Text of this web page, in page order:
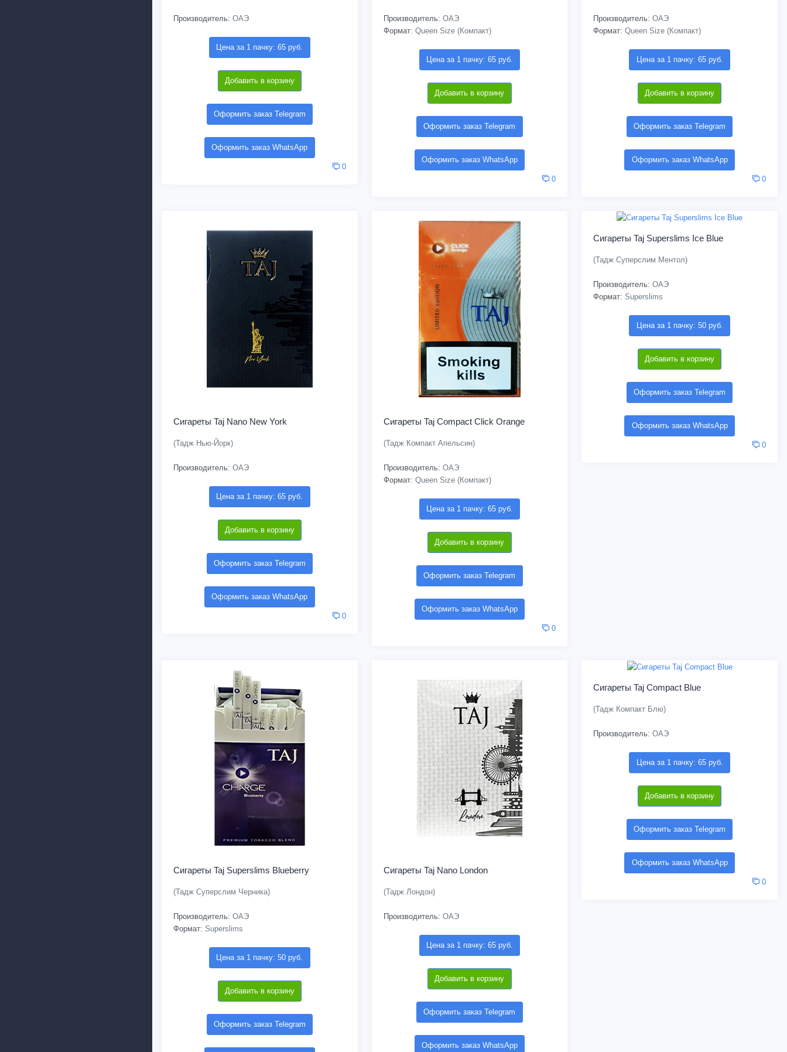
Производитель: ОАЭ
Цена за 1 пачку: 65 руб.
Добавить в корзину
Оформить заказ Telegram
Оформить заказ WhatsApp
0
Производитель: ОАЭ
Формат: Queen Size (Компакт)
Цена за 1 пачку: 65 руб.
Добавить в корзину
Оформить заказ Telegram
Оформить заказ WhatsApp
0
Производитель: ОАЭ
Формат: Queen Size (Компакт)
Цена за 1 пачку: 65 руб.
Добавить в корзину
Оформить заказ Telegram
Оформить заказ WhatsApp
0
Сигареты Taj Nano New York
(Тадж Нью-Йорк)
Производитель: ОАЭ
Цена за 1 пачку: 65 руб.
Добавить в корзину
Оформить заказ Telegram
Оформить заказ WhatsApp
0
Сигареты Taj Compact Click Orange
(Тадж Компакт Апельсин)
Производитель: ОАЭ
Формат: Queen Size (Компакт)
Цена за 1 пачку: 65 руб.
Добавить в корзину
Оформить заказ Telegram
Оформить заказ WhatsApp
0
Сигареты Taj Superslims Ice Blue
(Тадж Суперслим Ментол)
Производитель: ОАЭ
Формат: Superslims
Цена за 1 пачку: 50 руб.
Добавить в корзину
Оформить заказ Telegram
Оформить заказ WhatsApp
0
Сигареты Taj Superslims Blueberry
(Тадж Суперслим Черника)
Производитель: ОАЭ
Формат: Superslims
Цена за 1 пачку: 50 руб.
Добавить в корзину
Оформить заказ Telegram
Сигареты Taj Nano London
(Тадж Лондон)
Производитель: ОАЭ
Цена за 1 пачку: 65 руб.
Добавить в корзину
Оформить заказ Telegram
Оформить заказ WhatsApp
Сигареты Taj Compact Blue
(Тадж Компакт Блю)
Производитель: ОАЭ
Цена за 1 пачку: 65 руб.
Добавить в корзину
Оформить заказ Telegram
Оформить заказ WhatsApp
0